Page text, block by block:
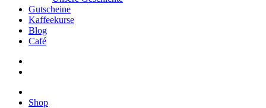
Gutscheine
Kaffeekurse
Blog
Café
Shop